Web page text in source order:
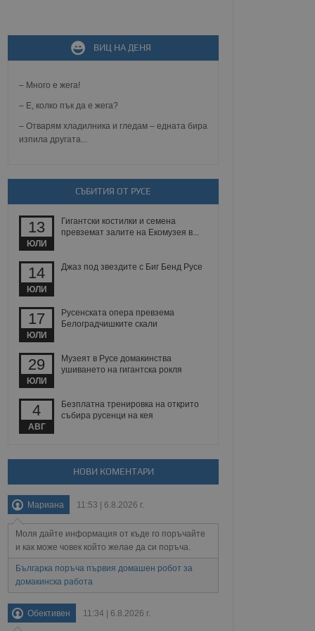
ВИЦ НА ДЕНЯ
– Много е жега!
– Е, колко пък да е жега?
– Отварям хладилника и гледам – едната бира
изпила другата...
СЪБИТИЯ ОТ РУСЕ
13
ЮЛИ
Гигантски костилки и семена
превземат залите на Екомузея в...
14
ЮЛИ
Джаз под звездите с Биг Бенд Русе
17
ЮЛИ
Русенската опера превзема
Белоградчишките скали
29
ЮЛИ
Музеят в Русе домакинства
ушиването на гигантска рокля
4
АВГ
Безплатна тренировка на открито
събира русенци на кея
НОВИ КОМЕНТАРИ
Мариана 11:53 | 6.8.2026 г.
Моля дайте информация от къде го поръчайте
и как може човек който желае да си поръча.
Българка поръча първия домашен робот за
домакинска работа
Обективен 11:34 | 6.8.2026 г.
зададена от уеб
неразрешеното
Той не съдържа
при затваряне
на съгласието на
за тяхното
данни за съгласието
между хората
на
бисквитките,
и
и
използва
потребител може
поведение и
на сайта. Тя
с
на
на сайта.
взаимодействия
и потребителския
събиране на данни
за
се
на тестване.
данни,
на посещенията,
били заредени.
опит.
на прегледи на
на
тя може
новата или
на сайта. Тя
която е
в целия
на социалните
Описание